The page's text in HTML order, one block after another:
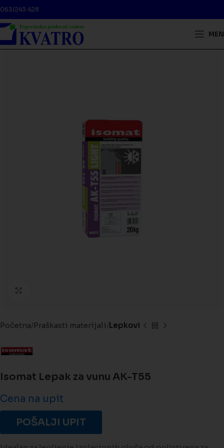
063/243 428
Početna Praškasti materijali Lepkovi
Isomat Lepak za vunu AK-T55
Cena na upit
POŠALJI UPIT